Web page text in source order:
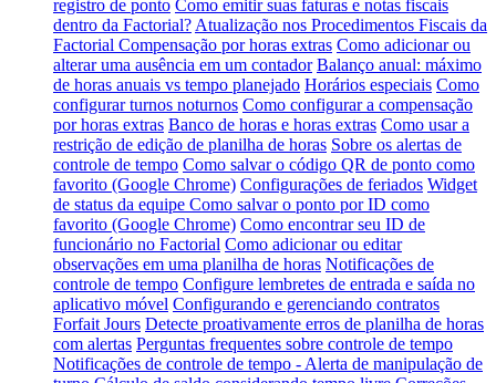
registro de ponto Como emitir suas faturas e notas fiscais
dentro da Factorial? Atualização nos Procedimentos Fiscais da
Factorial Compensação por horas extras Como adicionar ou
alterar uma ausência em um contador Balanço anual: máximo
de horas anuais vs tempo planejado Horários especiais Como
configurar turnos noturnos Como configurar a compensação
por horas extras Banco de horas e horas extras Como usar a
restrição de edição de planilha de horas Sobre os alertas de
controle de tempo Como salvar o código QR de ponto como
favorito (Google Chrome) Configurações de feriados Widget
de status da equipe Como salvar o ponto por ID como
favorito (Google Chrome) Como encontrar seu ID de
funcionário no Factorial Como adicionar ou editar
observações em uma planilha de horas Notificações de
controle de tempo Configure lembretes de entrada e saída no
aplicativo móvel Configurando e gerenciando contratos
Forfait Jours Detecte proativamente erros de planilha de horas
com alertas Perguntas frequentes sobre controle de tempo
Notificações de controle de tempo - Alerta de manipulação de